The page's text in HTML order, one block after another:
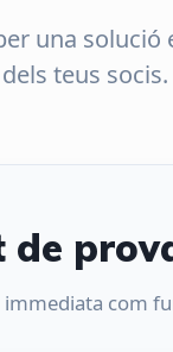
una solució
teus socis.
de
com